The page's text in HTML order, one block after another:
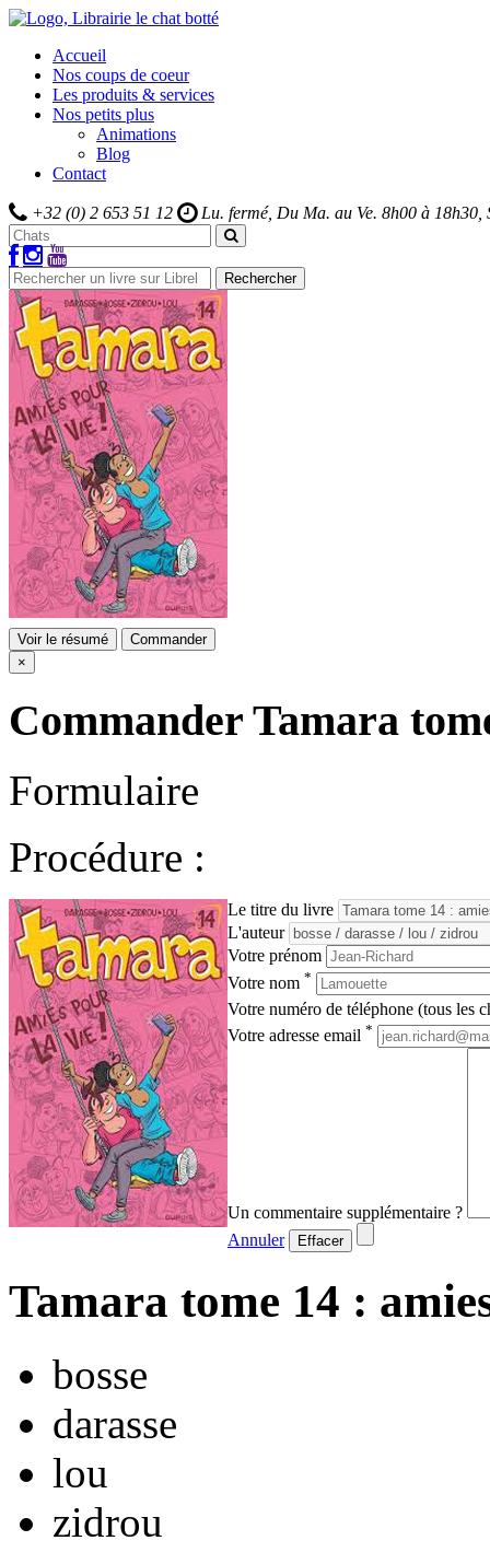
Accueil
Nos coups de coeur
Les produits & services
Nos petits plus
Animations
Blog
Contact
+32 (0) 2 653 51 12 Lu. fermé, Du Ma. au Ve. 8h00 à 18h30,
Rechercher
Voir le résumé
Commander
×
Commander Tamara
Formulaire
Procédure :
Le titre du livre
L'auteur
Votre prénom
Votre nom *
Votre numéro de téléphone (tous les
Votre adresse email *
Un commentaire supplémentaire ?
Annuler
Effacer
Tamara tome 14 :
bosse
darasse
lou
zidrou